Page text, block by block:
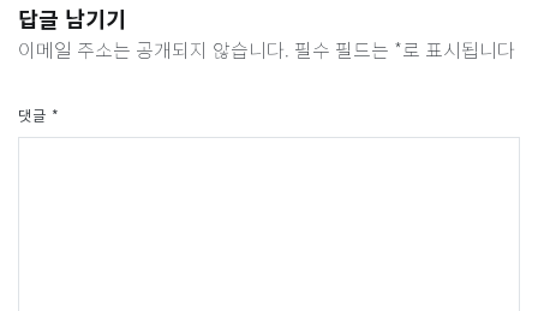
답글 남기기
이메일 주소는 공개되지 않습니다. 필수 필드는 *로 표시됩니다
댓글 *